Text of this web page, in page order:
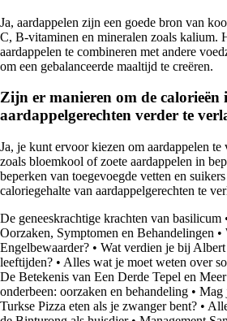
Ja, aardappelen zijn een goede bron van
C, B-vitaminen en mineralen zoals kalium.
aardappelen te combineren met andere
om een gebalanceerde maaltijd te creëren.
Zijn er manieren om de calorieën
aardappelgerechten verder te
Ja, je kunt ervoor kiezen om aardappelen te
zoals bloemkool of zoete aardappelen in
beperken van toegevoegde vetten en
caloriegehalte van aardappelgerechten te
De geneeskrachtige krachten van basilicum
Oorzaken, Symptomen en Behandelingen •
Engelbewaarder? • Wat verdien je bij
leeftijden? • Alles wat je moet weten over
De Betekenis van Een Derde Tepel en Meer
onderbeen: oorzaken en behandeling • Mag
Turkse Pizza eten als je zwanger bent? •